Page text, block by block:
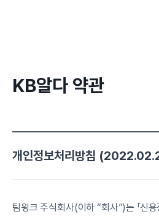
KB알다 약관
개인정보처리방침
팀윙크 주식회사(이하 “회사”)는 「신